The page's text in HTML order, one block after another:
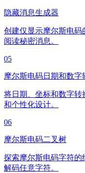
隐藏消息生成器
创建仅显示摩尔斯电
阅读秘密消息。
05
摩尔斯电码日期和数字
将日期、坐标和数字转
和个性化设计。
06
摩尔斯电码二叉树
探索摩尔斯电码字符的
解码任意字符。